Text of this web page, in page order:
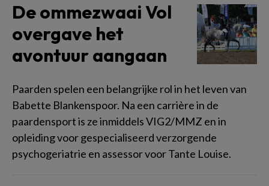
De ommezwaai Vol
overgave het
avontuur aangaan
Paarden spelen een belangrijke rol in het leven van
Babette Blankenspoor. Na een carrière in de
paardensport is ze inmiddels VIG2/MMZ en in
opleiding voor gespecialiseerd verzorgende
psychogeriatrie en assessor voor Tante Louise.